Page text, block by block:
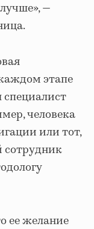
—
этапе
специалист
человека
или тот,
сотрудник
ее желание